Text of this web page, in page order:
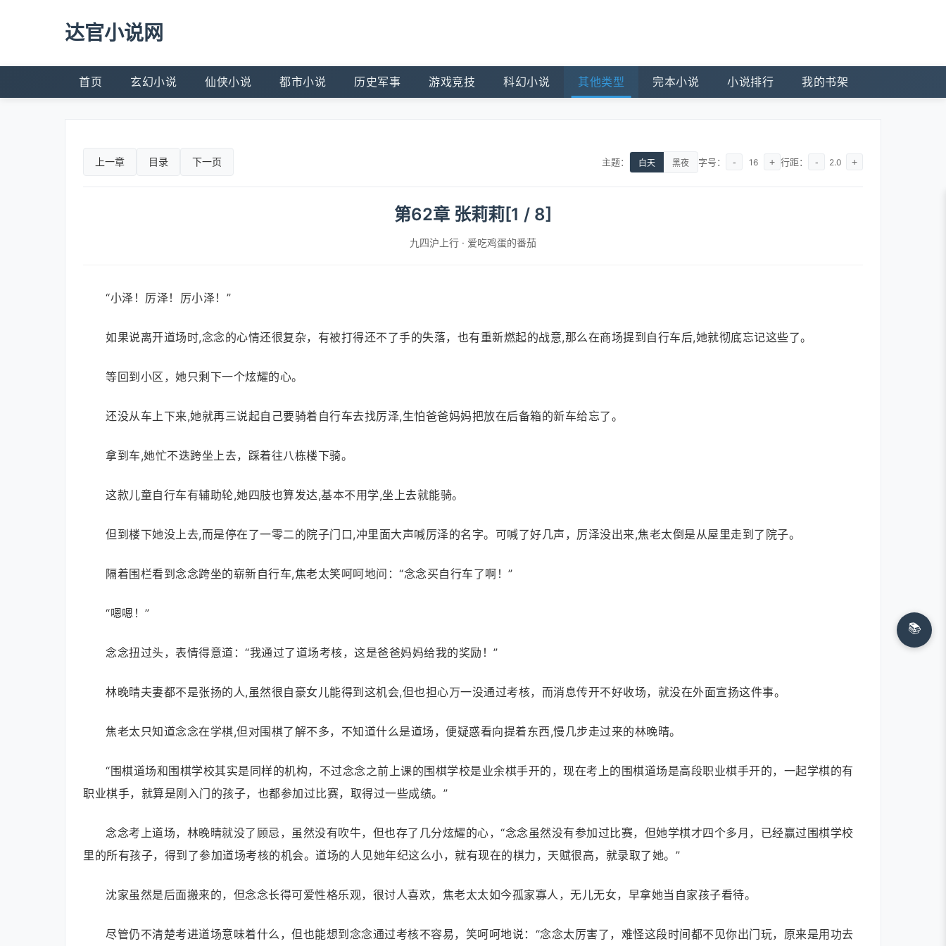
达官小说网
首页 玄幻小说 仙侠小说 都市小说 历史军事 游戏竞技 科幻小说 其他类型 完本小说 小说排行 我的书架
上一章 目录 下一页 主题： 白天 黑夜 字号： - 16 + 行距： - 2.0 +
第62章 张莉莉[1 / 8]
九四沪上行 · 爱吃鸡蛋的番茄
“小泽！厉泽！厉小泽！”
如果说离开道场时,念念的心情还很复杂，有被打得还不了手的失落，也有重新燃起的战意,那么在商场提到自行车后,她就彻底忘记这些了。
等回到小区，她只剩下一个炫耀的心。
还没从车上下来,她就再三说起自己要骑着自行车去找厉泽,生怕爸爸妈妈把放在后备箱的新车给忘了。
拿到车,她忙不迭跨坐上去，踩着往八栋楼下骑。
这款儿童自行车有辅助轮,她四肢也算发达,基本不用学,坐上去就能骑。
但到楼下她没上去,而是停在了一零二的院子门口,冲里面大声喊厉泽的名字。可喊了好几声，厉泽没出来,焦老太倒是从屋里走到了院子。
隔着围栏看到念念跨坐的崭新自行车,焦老太笑呵呵地问：“念念买自行车了啊！”
“嗯嗯！”
念念扭过头，表情得意道：“我通过了道场考核，这是爸爸妈妈给我的奖励！”
林晚晴夫妻都不是张扬的人,虽然很自豪女儿能得到这机会,但也担心万一没通过考核，而消息传开不好收场，就没在外面宣扬这件事。
焦老太只知道念念在学棋,但对围棋了解不多，不知道什么是道场，便疑惑看向提着东西,慢几步走过来的林晚晴。
“围棋道场和围棋学校其实是同样的机构，不过念念之前上课的围棋学校是业余棋手开的，现在考上的围棋道场是高段职业棋手开的，一起学棋的有
职业棋手，就算是刚入门的孩子，也都参加过比赛，取得过一些成绩。”
念念考上道场，林晚晴就没了顾忌，虽然没有吹牛，但也存了几分炫耀的心，“念念虽然没有参加过比赛，但她学棋才四个多月，已经赢过围棋学校
里的所有孩子，得到了参加道场考核的机会。道场的人见她年纪这么小，就有现在的棋力，天赋很高，就录取了她。”
沈家虽然是后面搬来的，但念念长得可爱性格乐观，很讨人喜欢，焦老太太如今孤家寡人，无儿无女，早拿她当自家孩子看待。
尽管仍不清楚考进道场意味着什么，但也能想到念念通过考核不容易，笑呵呵地说：“念念太厉害了，难怪这段时间都不见你出门玩，原来是用功去
📚